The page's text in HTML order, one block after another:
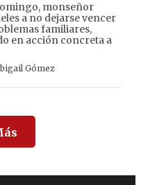
monseñor
a no dejarse vencer
familiares,
en acción concreta a
Gómez